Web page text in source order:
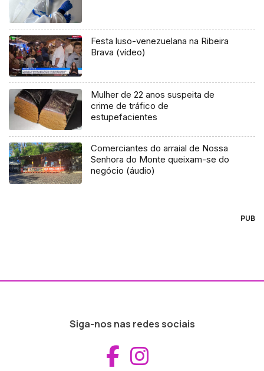
Festa luso-venezuelana na Ribeira
Brava (vídeo)
Mulher de 22 anos suspeita de
crime de tráfico de
estupefacientes
Comerciantes do arraial de Nossa
Senhora do Monte queixam-se do
negócio (áudio)
PUB
Siga-nos nas redes sociais
Aceder ao